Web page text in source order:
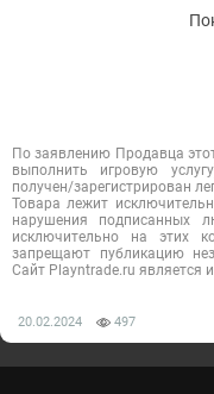
По заявлению Продавца
выполнить игровую
получен/зарегистрирован
Товара лежит
нарушения подписанных
исключительно на этих
запрещают публикацию
Сайт Playntrade.ru
20.02.2024 497